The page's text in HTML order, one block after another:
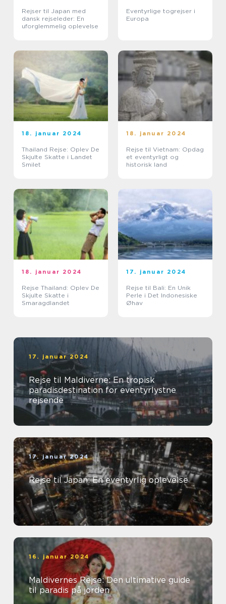
Rejser til Japan med
dansk rejseleder: En
uforglemmelig oplevelse
Eventyrlige togrejser i
Europa
18. januar 2024
Thailand Rejse: Oplev De
Skjulte Skatte i Landet
Smilet
18. januar 2024
Rejse til Vietnam: Opdag
et eventyrligt og
historisk land
18. januar 2024
Rejse Thailand: Oplev De
Skjulte Skatte i
Smaragdlandet
17. januar 2024
Rejse til Bali: En Unik
Perle i Det Indonesiske
Øhav
17. januar 2024
Rejse til Maldiverne: En tropisk
paradisdestination for eventyrlystne
rejsende
17. januar 2024
Rejse til Japan: En eventyrlig oplevelse
16. januar 2024
Maldivernes Rejse: Den ultimative guide
til paradis på jorden